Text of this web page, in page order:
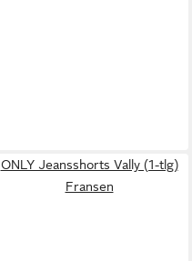
ONLY Jeansshorts Vally (1-tlg)
Fransen